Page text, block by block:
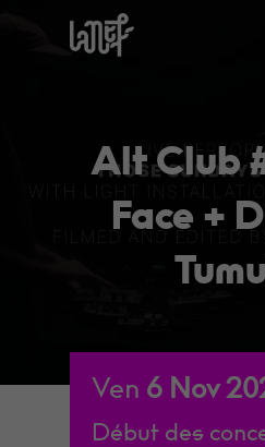
Alt Club
Face +
Ven 6 Nov
Début des